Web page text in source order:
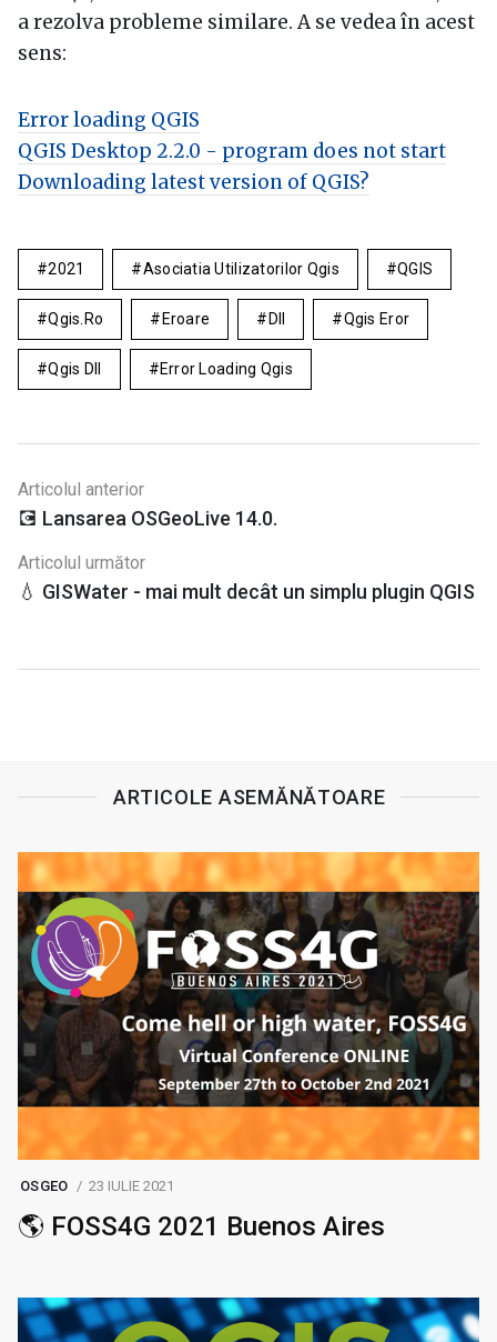
a rezolva probleme similare. A se vedea în acest
sens:
Error loading QGIS
QGIS Desktop 2.2.0 - program does not start
Downloading latest version of QGIS?
2021 Asociatia Utilizatorilor Qgis QGIS
Qgis.ro Eroare Dll Qgis Eror
Qgis Dll Error Loading Qgis
Articolul anterior
💽 Lansarea OSGeoLive 14.0.
Articolul următor
💧 GISWater - mai mult decât un simplu plugin QGIS
ARTICOLE ASEMĂNĂTOARE
OSGEO 23 IULIE 2021
🌎 FOSS4G 2021 Buenos Aires